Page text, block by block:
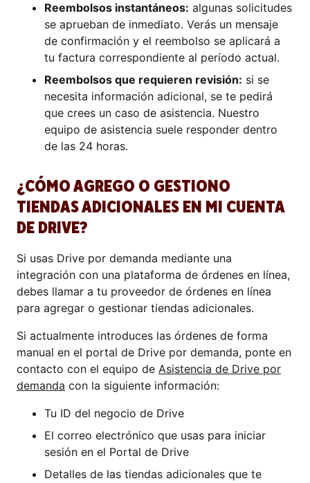
Reembolsos instantáneos: algunas solicitudes
se aprueban de inmediato. Verás un mensaje
de confirmación y el reembolso se aplicará a
tu factura correspondiente al período actual.
Reembolsos que requieren revisión: si se
necesita información adicional, se te pedirá
que crees un caso de asistencia. Nuestro
equipo de asistencia suele responder dentro
de las 24 horas.
¿CÓMO AGREGO O GESTIONO
TIENDAS ADICIONALES EN MI CUENTA
DE DRIVE?
Si usas Drive por demanda mediante una
integración con una plataforma de órdenes en línea,
debes llamar a tu proveedor de órdenes en línea
para agregar o gestionar tiendas adicionales.
Si actualmente introduces las órdenes de forma
manual en el portal de Drive por demanda, ponte en
contacto con el equipo de Asistencia de Drive por
demanda con la siguiente información:
Tu ID del negocio de Drive
El correo electrónico que usas para iniciar
sesión en el Portal de Drive
Detalles de las tiendas adicionales que te